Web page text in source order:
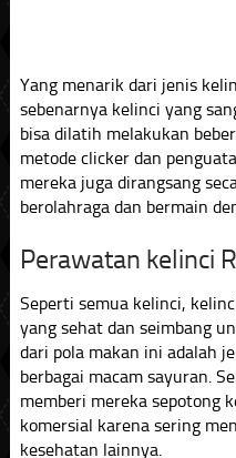
Yang menarik dari jenis
sebenarnya kelinci yang
bisa dilatih melakukan
metode clicker dan
mereka juga dirangsang
berolahraga dan bermain
Perawatan kelinci
Seperti semua kelinci,
yang sehat dan seimbang
dari pola makan ini adalah
berbagai macam sayuran.
memberi mereka sepotong
komersial karena sering
kesehatan lainnya.